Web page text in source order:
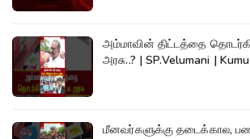
அம்மாவின் திட்டத்தை
அரசு..? | SP.Velumani |
மீனவர்களுக்கு தடைக்கால,